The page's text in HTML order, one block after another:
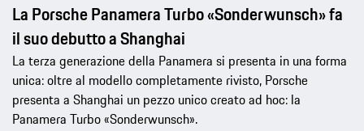
La Porsche Panamera Turbo «Sonderwunsch» fa
il suo debutto a Shanghai
La terza generazione della Panamera si presenta in una forma
unica: oltre al modello completamente rivisto, Porsche
presenta a Shanghai un pezzo unico creato ad hoc: la
Panamera Turbo «Sonderwunsch».